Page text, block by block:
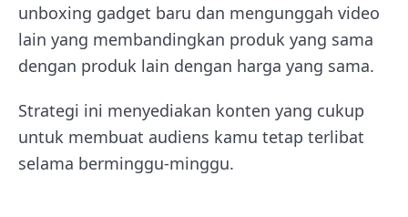
unboxing gadget baru dan mengunggah video
lain yang membandingkan produk yang sama
dengan produk lain dengan harga yang sama.
Strategi ini menyediakan konten yang cukup
untuk membuat audiens kamu tetap terlibat
selama berminggu-minggu.